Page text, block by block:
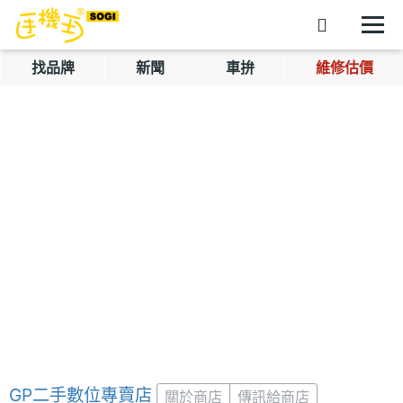
找品牌 新聞 車拚 維修估價
GP二手數位專賣店 關於商店 傳訊給商店